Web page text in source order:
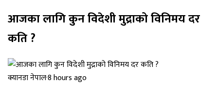
आजका लागि कुन विदेशी मुद्राको विनिमय दर
कति ?
क्यानडा नेपाल·8 hours ago